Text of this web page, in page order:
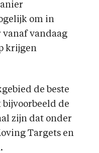
om in
vandaag
krijgen
de beste
de
zijn dat onder
Targets en